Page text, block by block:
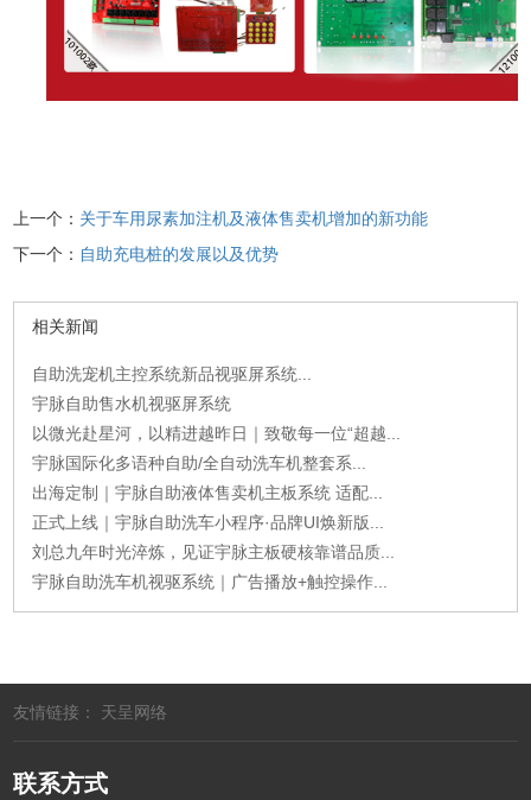
上一个： 关于车用尿素加注机及液体售卖机增加的新功能
下一个： 自助充电桩的发展以及优势
相关新闻
自助洗宠机主控系统新品视驱屏系统...
宇脉自助售水机视驱屏系统
以微光赴星河，以精进越昨日｜致敬每一位“超越...
宇脉国际化多语种自助/全自动洗车机整套系...
出海定制｜宇脉自助液体售卖机主板系统 适配...
正式上线｜宇脉自助洗车小程序·品牌UI焕新版...
刘总九年时光淬炼，见证宇脉主板硬核靠谱品质...
宇脉自助洗车机视驱系统｜广告播放+触控操作...
友情链接： 天呈网络
联系方式